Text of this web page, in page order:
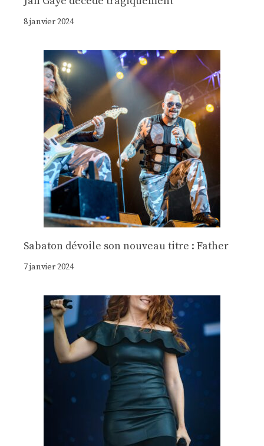
8 janvier 2024
Sabaton dévoile son nouveau titre : Father
7 janvier 2024